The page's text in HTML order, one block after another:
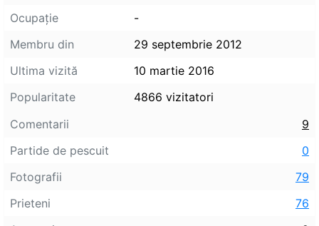
Ocupaţie
-
Membru din
29 septembrie 2012
Ultima vizită
10 martie 2016
Popularitate
4866 vizitatori
Comentarii
9
Partide de pescuit
0
Fotografii
79
Prieteni
76